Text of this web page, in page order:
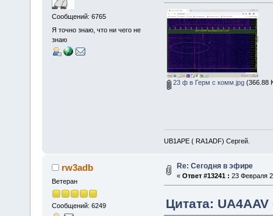
Сообщений: 6765
Я точно знаю, что ни чего не
знаю
23 ф в Герм с комм.jpg(366.88
UB1APE ( RA1ADF) Сергей.
rw3adb
Ветеран
Сообщений: 6249
Re: Сегодня в эфире
« Ответ #13241 : 23 Февраля
Цитата: